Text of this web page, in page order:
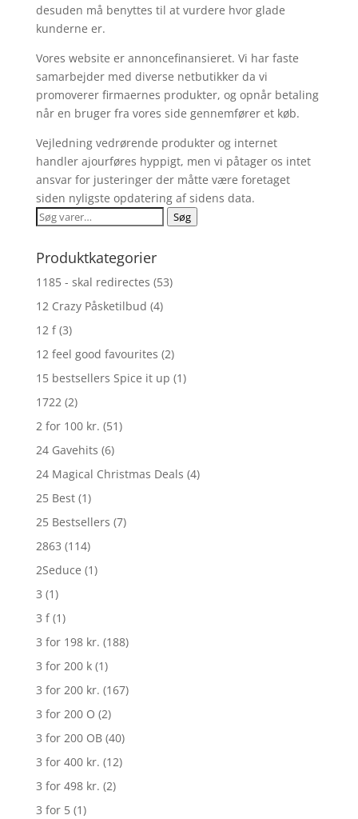
desuden må benyttes til at vurdere hvor glade
kunderne er.
Vores website er annoncefinansieret. Vi har faste
samarbejder med diverse netbutikker da vi
promoverer firmaernes produkter, og opnår betaling
når en bruger fra vores side gennemfører et køb.
Vejledning vedrørende produkter og internet
handler ajourføres hyppigt, men vi påtager os intet
ansvar for justeringer der måtte være foretaget
siden nyligste opdatering af sidens data.
Søg
Søg
Produktkategorier
1185 - skal redirectes (53)
12 Crazy Påsketilbud (4)
12 f (3)
12 feel good favourites (2)
15 bestsellers Spice it up (1)
1722 (2)
2 for 100 kr. (51)
24 Gavehits (6)
24 Magical Christmas Deals (4)
25 Best (1)
25 Bestsellers (7)
2863 (114)
2Seduce (1)
3 (1)
3 f (1)
3 for 198 kr. (188)
3 for 200 k (1)
3 for 200 kr. (167)
3 for 200 O (2)
3 for 200 OB (40)
3 for 400 kr. (12)
3 for 498 kr. (2)
3 for 5 (1)